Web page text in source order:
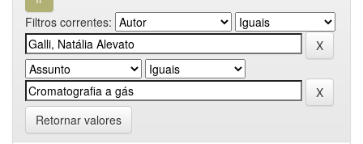
Filtros correntes:
Retornar valores